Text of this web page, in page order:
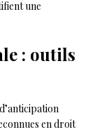
une
: outils
en droit